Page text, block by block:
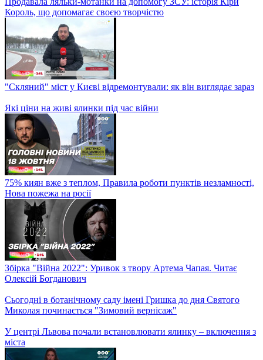
Реальна історія Діда Мороза: Акім Галімов розповів, як і хто
популяризував радянського новорічного героя
Про що українські діти написали в листах до Святого
Миколая
Добрі справи за донат: Єгор і Неля навідались до лікарні
Святого Миколая, щоб допомогти дітям
Про головні оновлення Дії та голосування на Євробачення –